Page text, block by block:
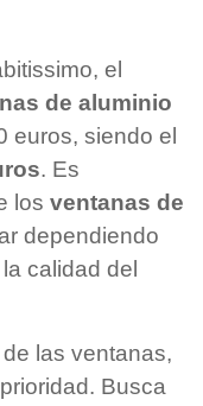
el
de aluminio
euros, siendo el
. Es
los ventanas de
dependiendo
calidad del
las ventanas,
Busca